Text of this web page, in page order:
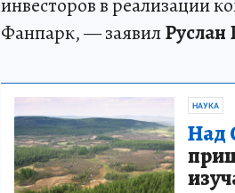
Фанпарк, — заявилРуслан
НАУКА
Над